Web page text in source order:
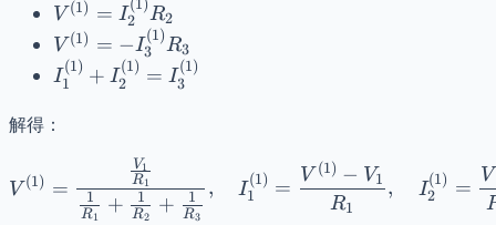
I_1^{(1)}
R_1
V^{(1)}
=
I_2^{(1)}
R_2
V (1) = I2
(1)
R2
V^{(1)}
= -
I_3^{(1)}
R_3
V (1) = −I3
(1)
R3
I_1^{(1)}
I_2^{(1)}
I_3^{(1)}
I1
(1) + I2
(1) = I3
(1)
解得：
V^{(1)} =
V (1) =
R1
1 + R2
1 + R3
1
R1
V1
, I1
(1) =
R1
V (1) − V1 , I2
(1) =
V